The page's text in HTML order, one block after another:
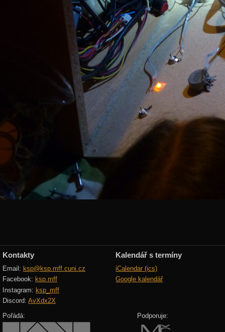
Kontakty
Email: ksp@ksp.mff.cuni.cz
Facebook: ksp.mff
Instagram: ksp_mff
Discord: AvXdx2X
Kalendář s termíny
iCalendar (ics)
Google kalendář
Pořádá: Podporuje: